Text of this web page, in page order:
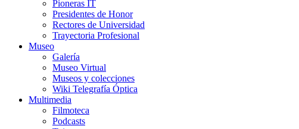
Pioneras IT
Presidentes de Honor
Rectores de Universidad
Trayectoria Profesional
Museo
Galería
Museo Virtual
Museos y colecciones
Wiki Telegrafía Óptica
Multimedia
Filmoteca
Podcasts